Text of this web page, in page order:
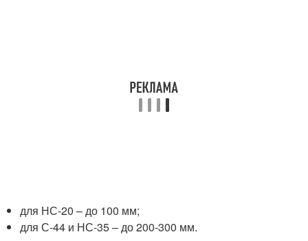
для НС-20 – до 100 мм;
для С-44 и НС-35 – до 200-300 мм.